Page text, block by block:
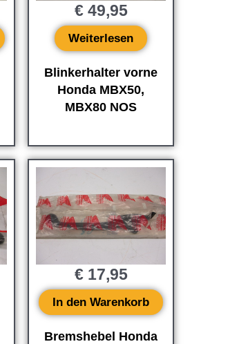
Blinkerhalter vorne
Honda MBX50,
MBX80 NOS
€49,95
Weiterlesen
Bremshebel Honda
€17,95
In den Warenkorb